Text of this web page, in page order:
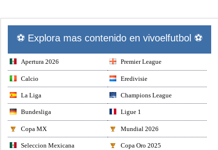
⚽ Explora mas contenido en vivoelfutbol ⚽
Apertura 2026 Premier League
Calcio Eredivisie
La Liga Champions League
Bundesliga Ligue 1
Copa MX Mundial 2026
Seleccion Mexicana Copa Oro 2025